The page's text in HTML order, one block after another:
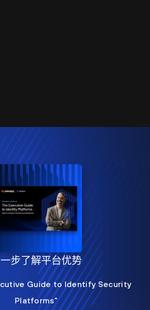
步了解平台优势
Guide to Identify Security
Platforms"